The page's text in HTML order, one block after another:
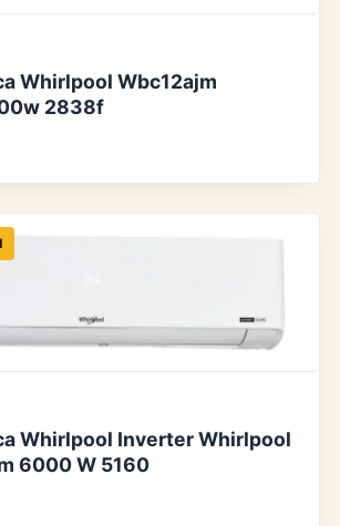
Whirlpool Wbc12ajm
2838f
Whirlpool Inverter Whirlpool
6000 W 5160